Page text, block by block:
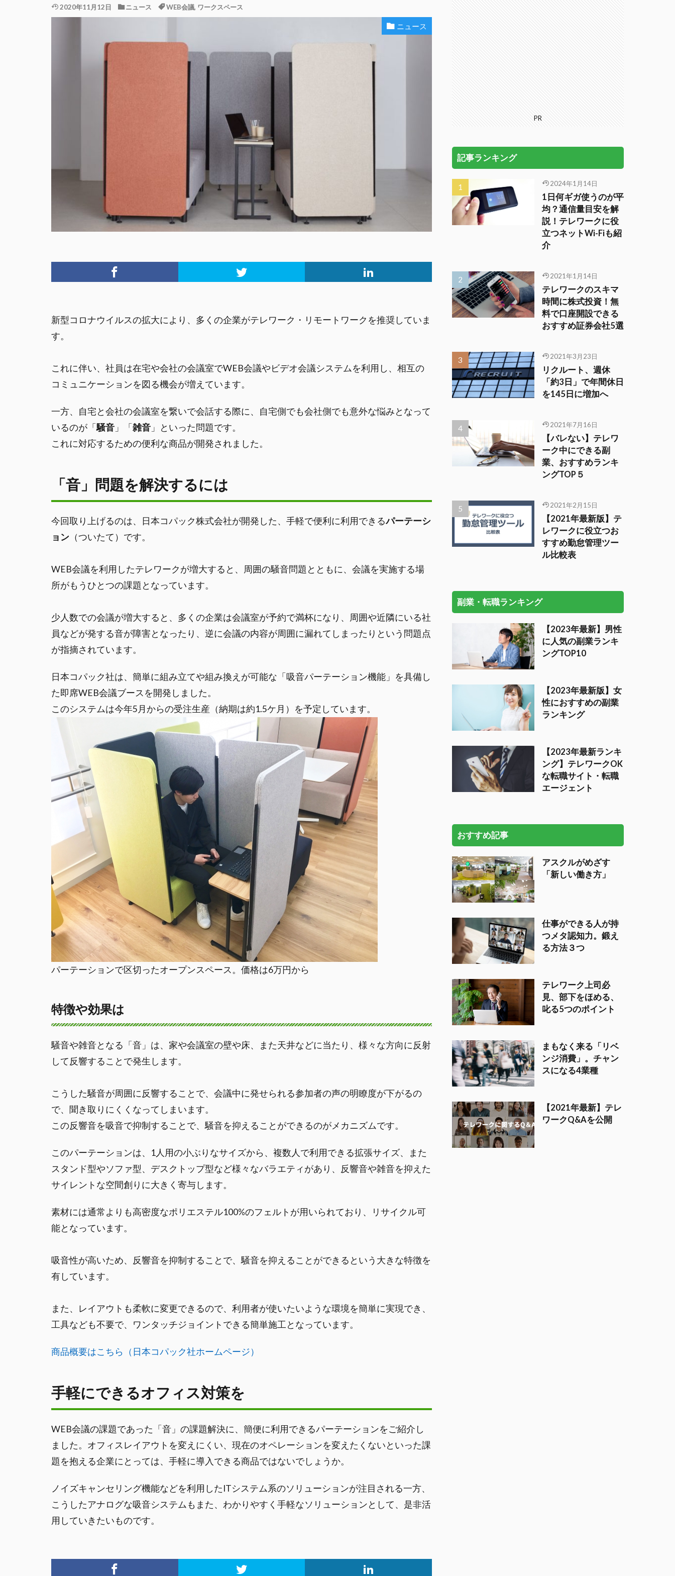
2020年11月12日 ニュース WEB会議, ワークスペース
ニュース
新型コロナウイルスの拡大により、多くの企業がテレワーク・リモートワークを推奨していま
す。
これに伴い、社員は在宅や会社の会議室でWEB会議やビデオ会議システムを利用し、相互の
コミュニケーションを図る機会が増えています。
一方、自宅と会社の会議室を繋いで会話する際に、自宅側でも会社側でも意外な悩みとなって
いるのが「騒音 」「雑音 」といった問題です。
これに対応するための便利な商品が開発されました。
「音」問題を解決するには
今回取り上げるのは、日本コパック株式会社が開発した、手軽で便利に利用できるパーテーシ
ョン （ついたて）です。
WEB会議を利用したテレワークが増大すると、周囲の騒音問題とともに、会議を実施する場
所がもうひとつの課題となっています。
少人数での会議が増大すると、多くの企業は会議室が予約で満杯になり、周囲や近隣にいる社
員などが発する音が障害となったり、逆に会議の内容が周囲に漏れてしまったりという問題点
が指摘されています。
日本コパック社は、簡単に組み立てや組み換えが可能な「吸音パーテーション機能」を具備し
た即席WEB会議ブースを開発しました。
このシステムは今年5月からの受注生産（納期は約1.5ケ月）を予定しています。
パーテーションで区切ったオープンスペース。価格は6万円から
特徴や効果は
騒音や雑音となる「音」は、家や会議室の壁や床、また天井などに当たり、様々な方向に反射
して反響することで発生します。
こうした騒音が周囲に反響することで、会議中に発せられる参加者の声の明瞭度が下がるの
で、聞き取りにくくなってしまいます。
この反響音を吸音で抑制することで、騒音を抑えることができるのがメカニズムです。
このパーテーションは、1人用の小ぶりなサイズから、複数人で利用できる拡張サイズ、また
スタンド型やソファ型、デスクトップ型など様々なバラエティがあり、反響音や雑音を抑えた
サイレントな空間創りに大きく寄与します。
素材には通常よりも高密度なポリエステル100%のフェルトが用いられており、リサイクル可
能となっています。
吸音性が高いため、反響音を抑制することで、騒音を抑えることができるという大きな特徴を
有しています。
また、レイアウトも柔軟に変更できるので、利用者が使いたいような環境を簡単に実現でき、
工具なども不要で、ワンタッチジョイントできる簡単施工となっています。
商品概要はこちら（日本コパック社ホームページ）
手軽にできるオフィス対策を
WEB会議の課題であった「音」の課題解決に、簡便に利用できるパーテーションをご紹介し
ました。オフィスレイアウトを変えにくい、現在のオペレーションを変えたくないといった課
題を抱える企業にとっては、手軽に導入できる商品ではないでしょうか。
ノイズキャンセリング機能などを利用したITシステム系のソリューションが注目される一方、
こうしたアナログな吸音システムもまた、わかりやすく手軽なソリューションとして、是非活
用していきたいものです。
PR
記事ランキング
2024年1月14日
1日何ギガ使うのが平
均？通信量目安を解
説！テレワークに役
立つネットWi-Fiも紹
介
2021年1月14日
テレワークのスキマ
時間に株式投資！無
料で口座開設できる
おすすめ証券会社5選
2021年3月23日
リクルート、週休
「約3日」で年間休日
を145日に増加へ
2021年7月16日
【バレない】テレワ
ーク中にできる副
業、おすすめランキ
ングTOP５
2021年2月15日
【2021年最新版】テ
レワークに役立つお
すすめ勤怠管理ツー
ル比較表
副業・転職ランキング
【2023年最新】男性
に人気の副業ランキ
ングTOP10
【2023年最新版】女
性におすすめの副業
ランキング
【2023年最新ランキ
ング】テレワークOK
な転職サイト・転職
エージェント
おすすめ記事
アスクルがめざす
「新しい働き方」
仕事ができる人が持
つメタ認知力。鍛え
る方法３つ
テレワーク上司必
見、部下をほめる、
叱る5つのポイント
まもなく来る「リベ
ンジ消費」。チャン
スになる4業種
【2021年最新】テレ
ワークQ&Aを公開